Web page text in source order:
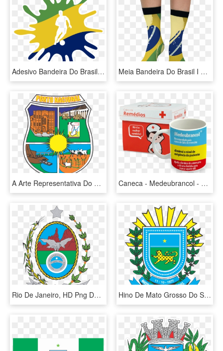
Adesivo Bandeira Do Brasil Ii De Lemon Pepperna - Bolsa Do Brasil De Jogado, HD Png Download Meia Bandeira Do Brasil I De Lemon Pepperna - Meia Hora De Aventura, HD Png Download
A Arte Representativa Do Município Portuense Foi Estilizada - Prefeitura De Porto Nacional, HD Png Download Caneca - Medeubrancol - Caixa De Remedios Personalizados, HD Png Download
Rio De Janeiro, HD Png Download Hino De Mato Grosso Do Sul - Governo Do Estado De Mato Grosso Do Sul, HD Png Download